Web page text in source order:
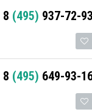
8 (495) 937-72-93
8 (495) 649-93-